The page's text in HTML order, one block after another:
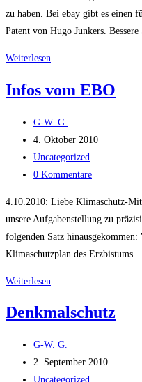
zu haben. Bei ebay gibt es einen
Patent von Hugo Junkers.
Weiterlesen
Infos vom EBO
Beitrags-
Autor:
G-W. G.
Beitrag
veröffentlicht:
4. Oktober 2010
Beitrags-
Kategorie:
Uncategorized
Beitrags-
0 Kommentare
4.10.2010: Liebe Klimaschutz-
unsere Aufgabenstellung zu
folgenden Satz
Klimaschutzplan des Erzbistums…
Weiterlesen
EBO
Denkmalschutz
Beitrags-
Autor:
G-W. G.
Beitrag
veröffentlicht:
2. September 2010
Beitrags-
Uncategorized